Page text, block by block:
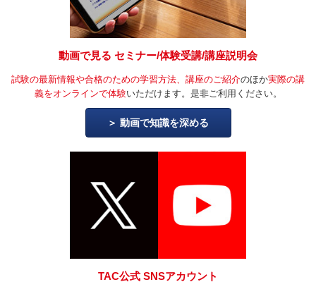
動画で見る セミナー/体験受講/講座説明会
試験の最新情報や合格のための学習方法、講座のご紹介のほか実際の講
義をオンラインで体験いただけます。是非ご利用ください。
動画で知識を深める
TAC公式 SNSアカウント